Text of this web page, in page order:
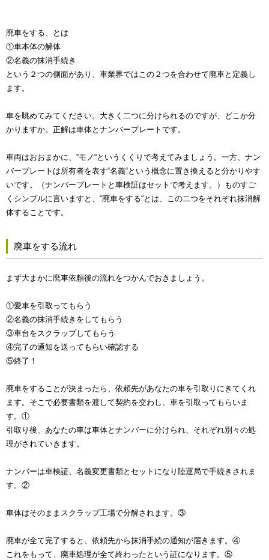
廃車をする、とは
①車本体の解体
②名義の抹消手続き
という２つの側面があり、車業界ではこの２つを合わせて廃車と定義し
ます。
車を眺めてみてください。大きく二つに分けられるのですが、どこか分
かりますか。正解は車体とナンバープレートです。
車両はおおまかに、“モノ“というくくりで考えてみましょう。一方、ナン
バープレートは所有者を表す“名義“という概念に置き換えると分かりやす
いです。（ナンバープレートと車検証はセットで考えます。）ものすご
くシンプルに言いますと、“廃車をする“とは、この二つをそれぞれ抹消解
体することです。
廃車をする流れ
まず大まかに廃車依頼後の流れをつかんでおきましょう。
①愛車を引取ってもらう
②名義の抹消手続きをしてもらう
③車台をスクラップしてもらう
④完了の通知を送ってもらい確認する
⑤終了！
廃車をすることが決まったら、依頼先があなたの車を引取りにきてくれ
ます。そこで必要書類を渡して契約を交わし、車を引取ってもらいま
す。①
引取り後、あなたの車は車体とナンバーに分けられ、それぞれ別々の処
理がされていきます。
ナンバーは車検証、名義変更書類とセットになり陸運局で手続きされま
す。②
車体はそのままスクラップ工場で分解されます。③
廃車が全て完了すると、依頼先から抹消手続の通知が届きます。④
これをもって、廃車処理が全て終わったという証になります。⑤